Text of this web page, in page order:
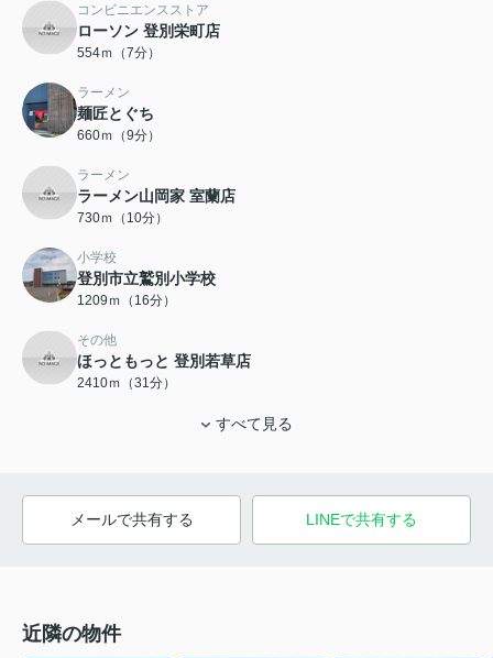
コンビニエンスストア
ローソン 登別栄町店
554ｍ（7分）
ラーメン
麺匠とぐち
660ｍ（9分）
ラーメン
ラーメン山岡家 室蘭店
730ｍ（10分）
小学校
登別市立鷲別小学校
1209ｍ（16分）
その他
ほっともっと 登別若草店
2410ｍ（31分）
すべて見る
メールで共有する LINEで共有する
近隣の物件